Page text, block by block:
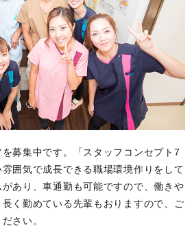
募集中です。「スタッフコンセプト7
囲気で成長できる職場環境作りをして
あり、車通勤も可能ですので、働きや
く勤めている先輩もおりますので、ご
さい。